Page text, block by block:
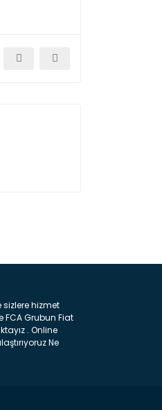
hizmet
FCA Grubun Fiat
. Online
Ne
:
Yedek Parça